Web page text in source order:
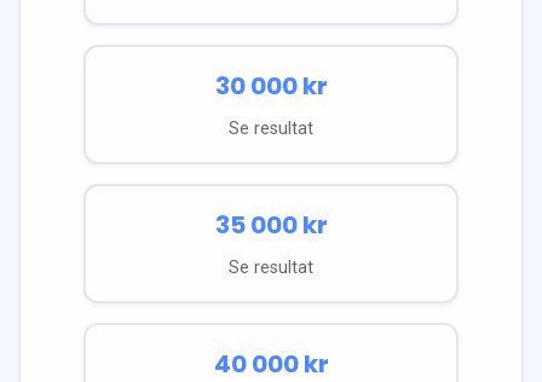
30 000kr
Se resultat
35 000kr
Se resultat
40 000kr